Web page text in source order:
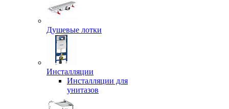
Душевые лотки
Инсталляции
Инсталляции для
унитазов